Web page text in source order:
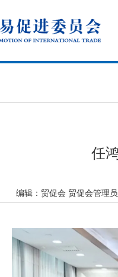
任
编辑： 贸促会 贸促会管理员